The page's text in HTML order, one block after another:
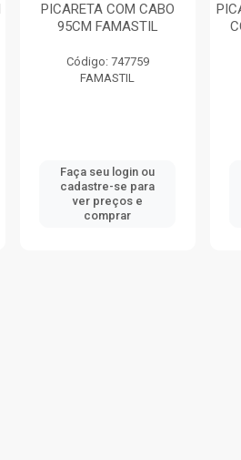
PICARETA COM CABO
95CM FAMASTIL
Código: 747759
FAMASTIL
Faça seu login ou
cadastre-se para
ver preços e
comprar